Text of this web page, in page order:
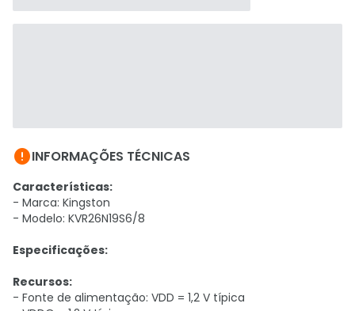
INFORMAÇÕES TÉCNICAS
Características:
- Marca: Kingston
- Modelo: KVR26N19S6/8
Especificações:
Recursos:
- Fonte de alimentação: VDD = 1,2 V típica